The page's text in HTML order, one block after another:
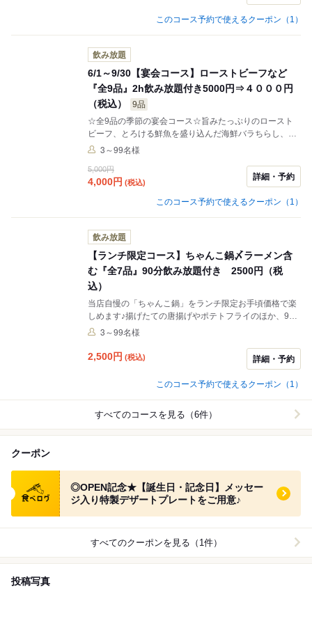
このコース予約で使えるクーポン（1）
飲み放題
6/1～9/30【宴会コース】ローストビーフなど
『全9品』2h飲み放題付き5000円⇒４０００円
（税込）
9品
☆全9品の季節の宴会コース☆旨みたっぷりのロースト
ビーフ、とろける鮮魚を盛り込んだ海鮮バラちらし、そ
してジューシーなつくねにとろ～りチーズをのせた一
です。前菜から〆、デザートまでバランスよく構成さ
れ、気軽な集まりからご宴会まで幅広くご利用いただけ
3～99名様
5,000円
4,000円 (税込)
詳細・予約
このコース予約で使えるクーポン（1）
飲み放題
【ランチ限定コース】ちゃんこ鍋〆ラーメン含
む『全7品』90分飲み放題付き 2500円（税
込）
当店自慢の「ちゃんこ鍋」をランチ限定お手頃価格で楽
しめます♪揚げたての唐揚げやポテトフライのほか、90
分制の飲み放題も付いて驚愕の2500円！！＜土日祝日
3～99名様
2,500円 (税込) 詳細・予約
このコース予約で使えるクーポン（1）
すべてのコースを見る（6件）
クーポン
食べログ クーポン
◎OPEN記念★【誕生日・記念日】メッセー
ジ入り特製デザートプレートをご用意♪
すべてのクーポンを見る（1件）
投稿写真